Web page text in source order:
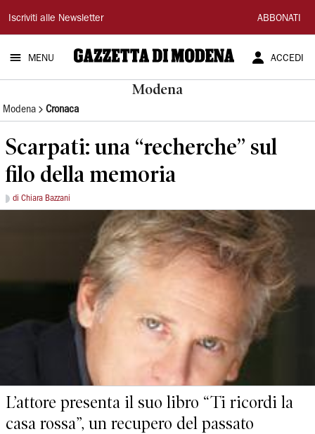
Gazzetta
di
Modena
Iscriviti alle Newsletter ABBONATI
MENU ACCEDI
Modena
Modena Cronaca
Scarpati: una “recherche” sul
filo della memoria
di Chiara Bazzani
L’attore presenta il suo libro “Ti ricordi la
casa rossa”, un recupero del passato